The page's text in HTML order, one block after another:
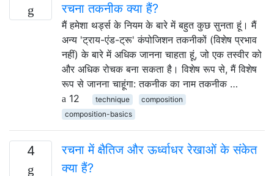
रचना तकनीक क्या हैं?
मैं हमेशा थर्ड्स के नियम के बारे में बहुत कुछ सुनता हूं। मैं
अन्य 'ट्राय-एंड-ट्रू' कंपोजिशन तकनीकों (विशेष प्रभाव
नहीं) के बारे में अधिक जानना चाहता हूं, जो एक तस्वीर को
और अधिक रोचक बना सकता है। विशेष रूप से, मैं विशेष
रूप से जानना चाहूंगा: तकनीक का नाम तकनीक …
12
technique
composition
composition-basics
4
रचना में क्षैतिज और ऊर्ध्वाधर रेखाओं के संकेत
क्या हैं?